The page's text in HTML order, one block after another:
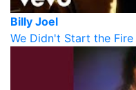
Billy Joel
We Didn't Start the Fire